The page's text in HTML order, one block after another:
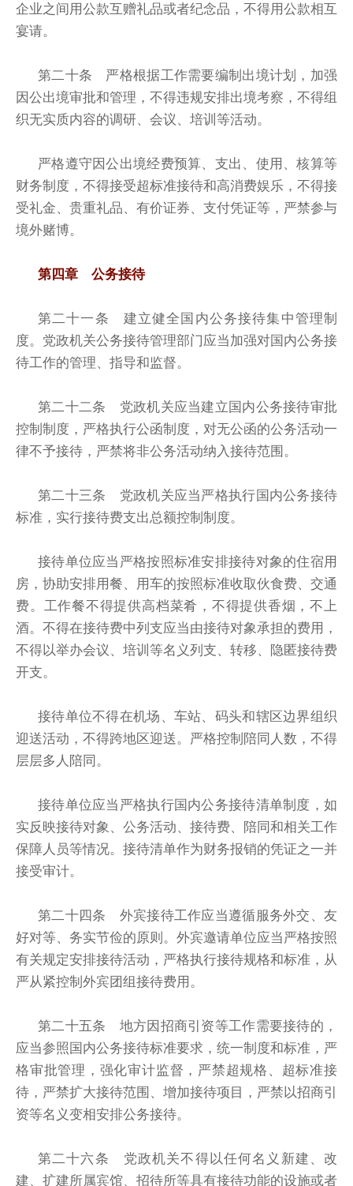
企业之间用公款互赠礼品或者纪念品，不得用公款相互
宴请。
第二十条 严格根据工作需要编制出境计划，加强
因公出境审批和管理，不得违规安排出境考察，不得组
织无实质内容的调研、会议、培训等活动。
严格遵守因公出境经费预算、支出、使用、核算等
财务制度，不得接受超标准接待和高消费娱乐，不得接
受礼金、贵重礼品、有价证券、支付凭证等，严禁参与
境外赌博。
第四章 公务接待
第二十一条 建立健全国内公务接待集中管理制
度。党政机关公务接待管理部门应当加强对国内公务接
待工作的管理、指导和监督。
第二十二条 党政机关应当建立国内公务接待审批
控制制度，严格执行公函制度，对无公函的公务活动一
律不予接待，严禁将非公务活动纳入接待范围。
第二十三条 党政机关应当严格执行国内公务接待
标准，实行接待费支出总额控制制度。
接待单位应当严格按照标准安排接待对象的住宿用
房，协助安排用餐、用车的按照标准收取伙食费、交通
费。工作餐不得提供高档菜肴，不得提供香烟，不上
酒。不得在接待费中列支应当由接待对象承担的费用，
不得以举办会议、培训等名义列支、转移、隐匿接待费
开支。
接待单位不得在机场、车站、码头和辖区边界组织
迎送活动，不得跨地区迎送。严格控制陪同人数，不得
层层多人陪同。
接待单位应当严格执行国内公务接待清单制度，如
实反映接待对象、公务活动、接待费、陪同和相关工作
保障人员等情况。接待清单作为财务报销的凭证之一并
接受审计。
第二十四条 外宾接待工作应当遵循服务外交、友
好对等、务实节俭的原则。外宾邀请单位应当严格按照
有关规定安排接待活动，严格执行接待规格和标准，从
严从紧控制外宾团组接待费用。
第二十五条 地方因招商引资等工作需要接待的，
应当参照国内公务接待标准要求，统一制度和标准，严
格审批管理，强化审计监督，严禁超规格、超标准接
待，严禁扩大接待范围、增加接待项目，严禁以招商引
资等名义变相安排公务接待。
第二十六条 党政机关不得以任何名义新建、改
建、扩建所属宾馆、招待所等具有接待功能的设施或者